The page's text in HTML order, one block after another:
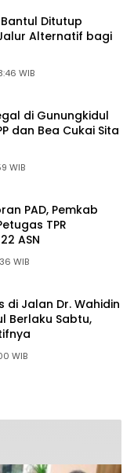
Ditutup
Alternatif bagi
WIB
di Gunungkidul
dan Bea Cukai Sita
WIB
PAD, Pemkab
TPR
ASN
WIB
di Jalan Dr. Wahidin
Berlaku Sabtu,
WIB